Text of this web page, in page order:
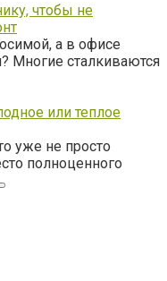
чтобы не
а в офисе
Многие сталкиваются
или теплое
уже не просто
полноценного